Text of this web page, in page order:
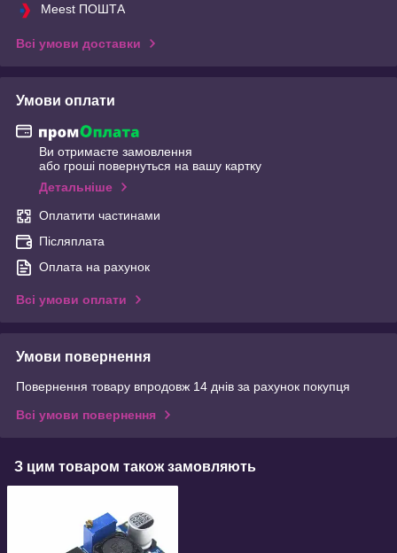
Meest ПОШТА
Всі умови доставки
Умови оплати
Ви отримаєте замовлення
або гроші повернуться на вашу картку
Детальніше
Оплатити частинами
Післяплата
Оплата на рахунок
Всі умови оплати
Умови повернення
Повернення товару впродовж 14 днів за рахунок покупця
Всі умови повернення
З цим товаром також замовляють